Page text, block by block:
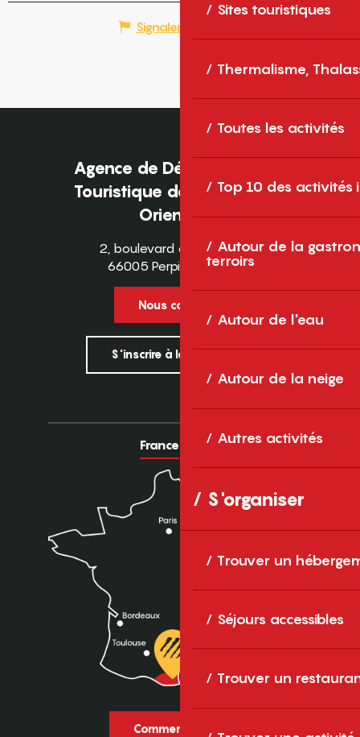
Sites touristiques
Thermalisme,
Toutes les activités
Top 10 des activités
Autour de la
terroirs
Autour de l'eau
Autour de la neige
Autres activités
S'organiser
Trouver un
Séjours accessibles
Trouver un
Signaler une erreur
Agence de Développement
Touristique des Pyrénées-
Orientales
2, boulevard des Pyrénées
66005 Perpignan Cedex
Nous contacter
S'inscrire à la newsletter
France Europe
Comment venir ?